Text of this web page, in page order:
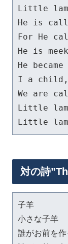
Little
He is
For He
He is
He
I a child,
We are
Little
Little
対の詩
子羊
小さな子羊
誰がお前を作